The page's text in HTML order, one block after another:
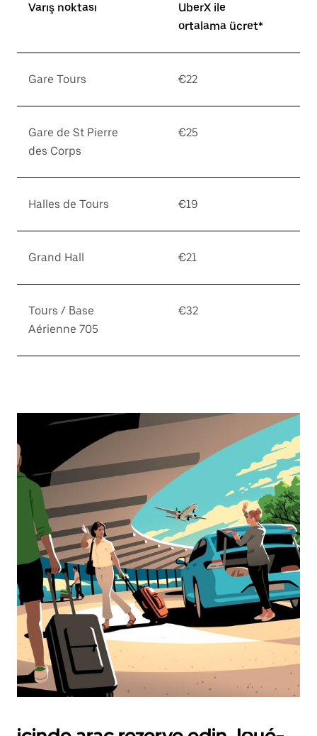
Varış noktası
UberX ile
ortalama ücret*
Gare Tours €22
Gare de St Pierre
des Corps
€25
Halles de Tours €19
Grand Hall €21
Tours / Base
Aérienne 705
€32